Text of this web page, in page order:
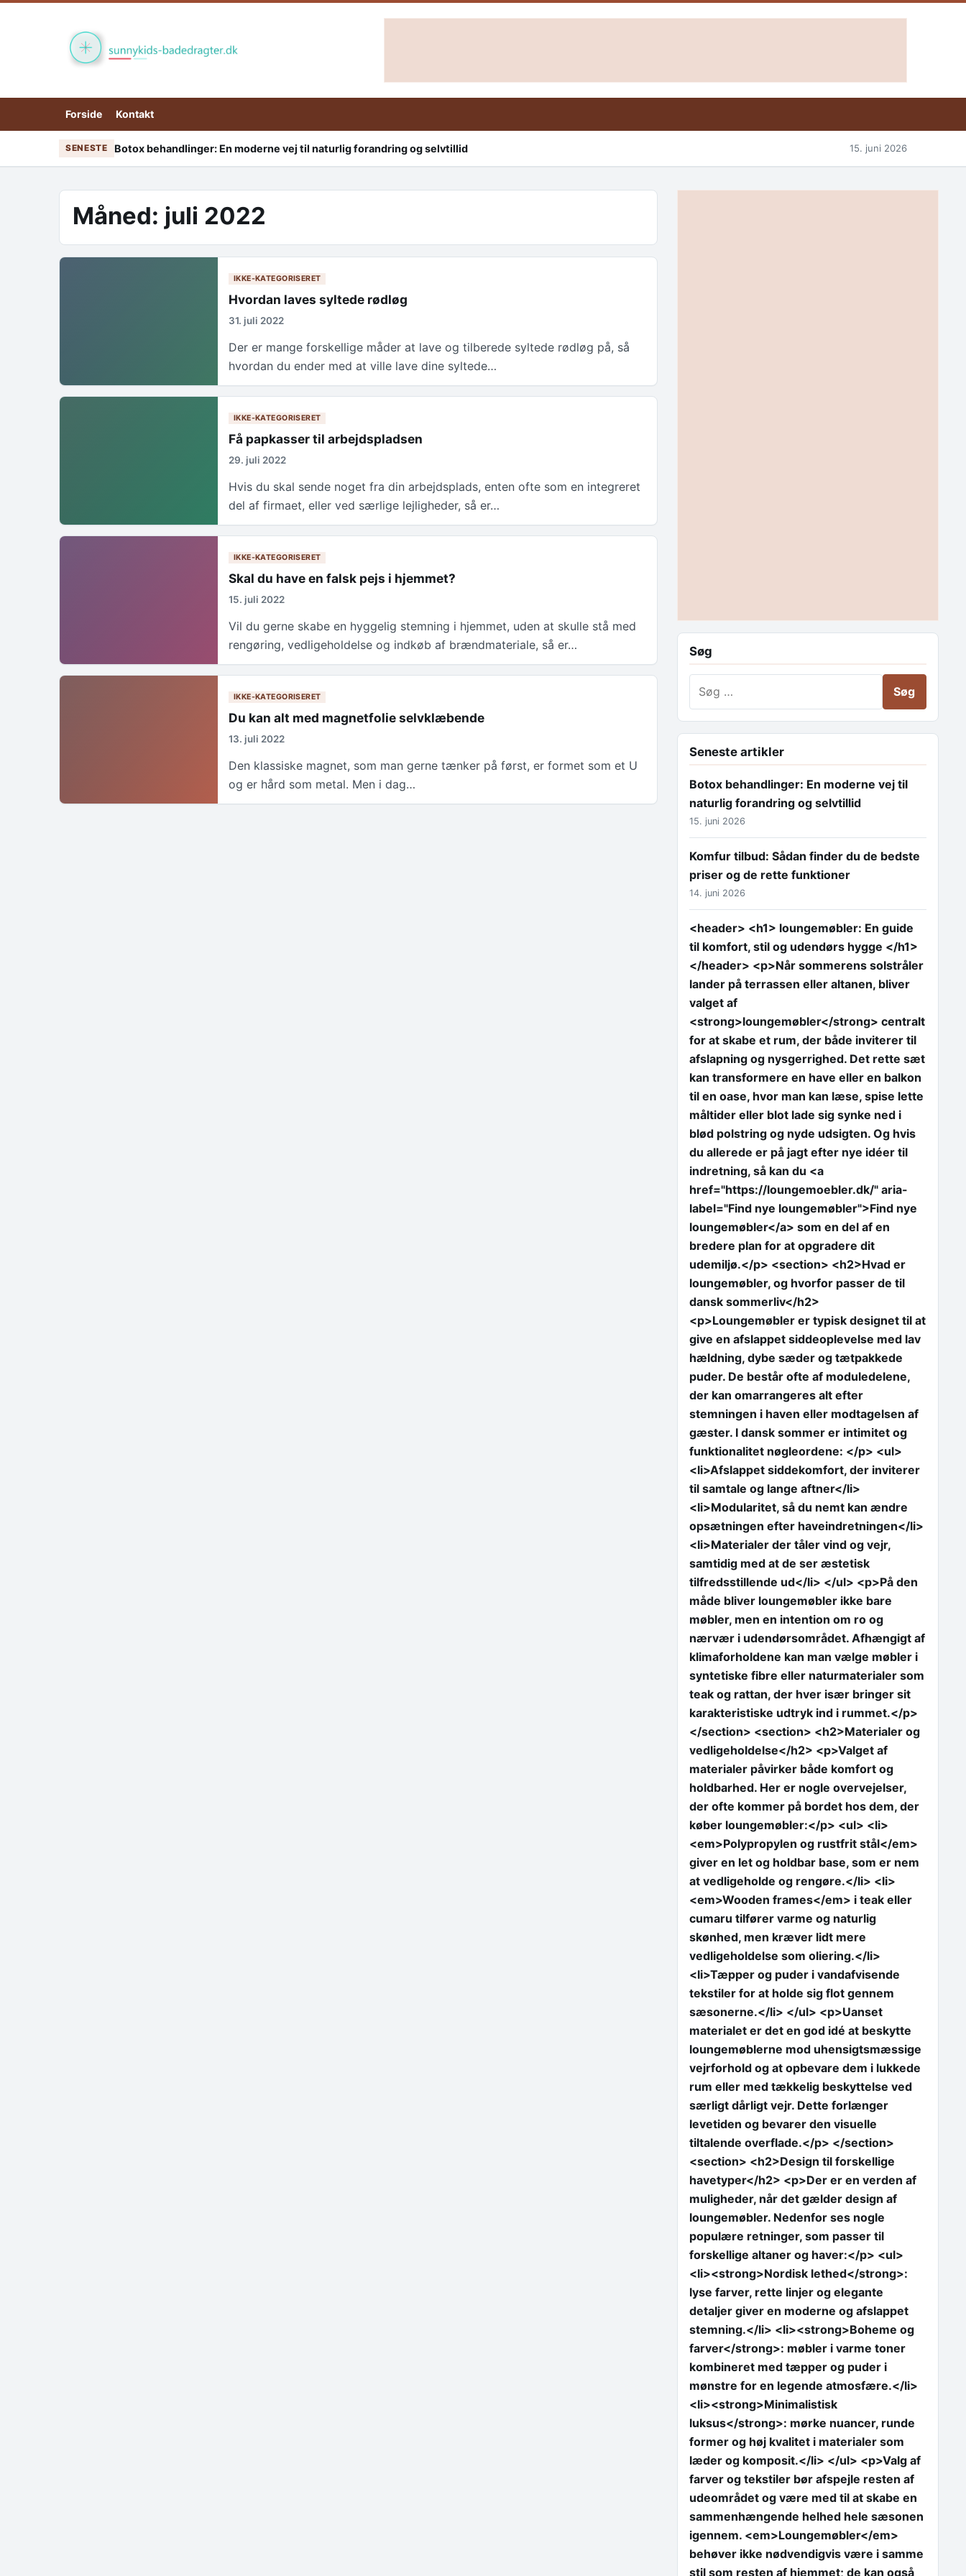
Forside Kontakt
SENESTE Botox behandlinger: En moderne vej til naturlig forandring og selvtillid 15. juni 2026
Måned: juli 2022
IKKE-KATEGORISERET
Hvordan laves syltede rødløg
31. juli 2022
Der er mange forskellige måder at lave og tilberede syltede rødløg på, så
hvordan du ender med at ville lave dine syltede…
IKKE-KATEGORISERET
Få papkasser til arbejdspladsen
29. juli 2022
Hvis du skal sende noget fra din arbejdsplads, enten ofte som en integreret
del af firmaet, eller ved særlige lejligheder, så er…
IKKE-KATEGORISERET
Skal du have en falsk pejs i hjemmet?
15. juli 2022
Vil du gerne skabe en hyggelig stemning i hjemmet, uden at skulle stå med
rengøring, vedligeholdelse og indkøb af brændmateriale, så er…
IKKE-KATEGORISERET
Du kan alt med magnetfolie selvklæbende
13. juli 2022
Den klassiske magnet, som man gerne tænker på først, er formet som et U
og er hård som metal. Men i dag…
Søg
Seneste artikler
Botox behandlinger: En moderne vej til
naturlig forandring og selvtillid
15. juni 2026
Komfur tilbud: Sådan finder du de bedste
priser og de rette funktioner
14. juni 2026
<header> <h1> loungemøbler: En guide
til komfort, stil og udendørs hygge </h1>
</header> <p>Når sommerens solstråler
lander på terrassen eller altanen, bliver
valget af
<strong>loungemøbler</strong> centralt
for at skabe et rum, der både inviterer til
afslapning og nysgerrighed. Det rette sæt
kan transformere en have eller en balkon
til en oase, hvor man kan læse, spise lette
måltider eller blot lade sig synke ned i
blød polstring og nyde udsigten. Og hvis
du allerede er på jagt efter nye idéer til
indretning, så kan du <a
href="https://loungemoebler.dk/" aria-
label="Find nye loungemøbler">Find nye
loungemøbler</a> som en del af en
bredere plan for at opgradere dit
udemiljø.</p> <section> <h2>Hvad er
loungemøbler, og hvorfor passer de til
dansk sommerliv</h2>
<p>Loungemøbler er typisk designet til at
give en afslappet siddeoplevelse med lav
hældning, dybe sæder og tætpakkede
puder. De består ofte af moduledelene,
der kan omarrangeres alt efter
stemningen i haven eller modtagelsen af
gæster. I dansk sommer er intimitet og
funktionalitet nøgleordene: </p> <ul>
<li>Afslappet siddekomfort, der inviterer
til samtale og lange aftner</li>
<li>Modularitet, så du nemt kan ændre
opsætningen efter haveindretningen</li>
<li>Materialer der tåler vind og vejr,
samtidig med at de ser æstetisk
tilfredsstillende ud</li> </ul> <p>På den
måde bliver loungemøbler ikke bare
møbler, men en intention om ro og
nærvær i udendørsområdet. Afhængigt af
klimaforholdene kan man vælge møbler i
syntetiske fibre eller naturmaterialer som
teak og rattan, der hver især bringer sit
karakteristiske udtryk ind i rummet.</p>
</section> <section> <h2>Materialer og
vedligeholdelse</h2> <p>Valget af
materialer påvirker både komfort og
holdbarhed. Her er nogle overvejelser,
der ofte kommer på bordet hos dem, der
køber loungemøbler:</p> <ul> <li>
<em>Polypropylen og rustfrit stål</em>
giver en let og holdbar base, som er nem
at vedligeholde og rengøre.</li> <li>
<em>Wooden frames</em> i teak eller
cumaru tilfører varme og naturlig
skønhed, men kræver lidt mere
vedligeholdelse som oliering.</li>
<li>Tæpper og puder i vandafvisende
tekstiler for at holde sig flot gennem
sæsonerne.</li> </ul> <p>Uanset
materialet er det en god idé at beskytte
loungemøblerne mod uhensigtsmæssige
vejrforhold og at opbevare dem i lukkede
rum eller med tækkelig beskyttelse ved
særligt dårligt vejr. Dette forlænger
levetiden og bevarer den visuelle
tiltalende overflade.</p> </section>
<section> <h2>Design til forskellige
havetyper</h2> <p>Der er en verden af
muligheder, når det gælder design af
loungemøbler. Nedenfor ses nogle
populære retninger, som passer til
forskellige altaner og haver:</p> <ul>
<li><strong>Nordisk lethed</strong>:
lyse farver, rette linjer og elegante
detaljer giver en moderne og afslappet
stemning.</li> <li><strong>Boheme og
farver</strong>: møbler i varme toner
kombineret med tæpper og puder i
mønstre for en legende atmosfære.</li>
<li><strong>Minimalistisk
luksus</strong>: mørke nuancer, runde
former og høj kvalitet i materialer som
læder og komposit.</li> </ul> <p>Valg af
farver og tekstiler bør afspejle resten af
udeområdet og være med til at skabe en
sammenhængende helhed hele sæsonen
igennem. <em>Loungemøbler</em>
behøver ikke nødvendigvis være i samme
stil som resten af hjemmet; de kan også